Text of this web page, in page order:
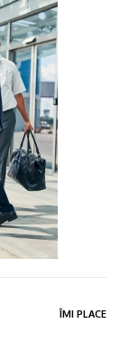
ÎMI PLACE